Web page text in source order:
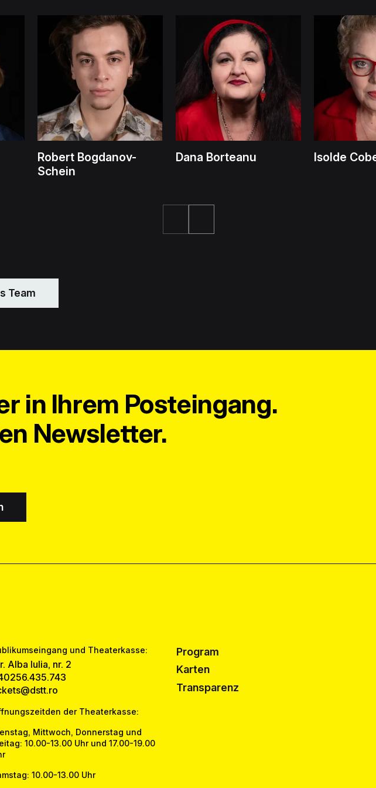
Robert Bogdanov-
Schein
Dana Borteanu Isolde
Team
in Ihrem Posteingang.
Newsletter.
und Theaterkasse:
Alba Iulia, nr. 2
der Theaterkasse:
Mittwoch, Donnerstag und
10.00-13.00 Uhr und 17.00-19.00
10.00-13.00 Uhr
Program
Karten
Transparenz